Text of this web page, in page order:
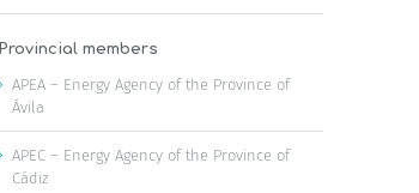
Provincial members
APEA – Energy Agency of the Province of
Ávila
APEC – Energy Agency of the Province of
Cádiz